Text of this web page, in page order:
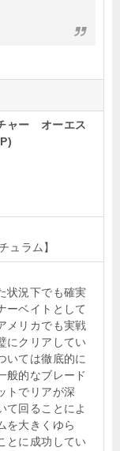
ャー オーエス
ュラム】
状況下でも確実
ーベイトとして
メリカでも実戦
にクリアしてい
いては徹底的に
般的なブレード
トでリアが深
て回ることによ
を大きくゆら
とに成功してい